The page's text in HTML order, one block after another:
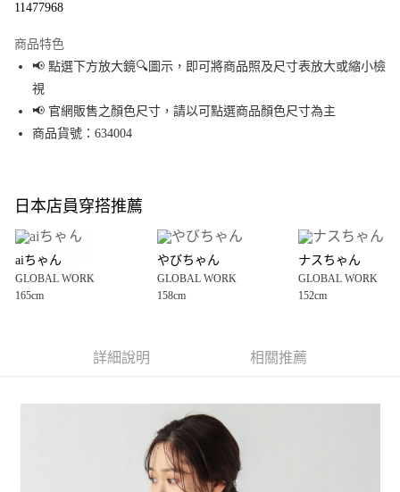
Apple Pay
街口支付
悠遊付
全盈+PAY
大哥付你分期
【大哥付你分期使用說明】
1.本服務由台灣大哥大提供，台灣大哥大用戶可立即使用無須另外申請。
2.付款方式選擇「大哥付你分期」，訂單成立後會自動跳轉到大哥付的交易
3.實際核准額度、可分期數及費用金額請依後續交易確認頁面所載為準。
4.訂單成立30分鐘內，如未前往確認交易或遇審核未通過，訂單將自動取
1.分期款項不併入電信帳單，「大哥付你分期」於每月結算日後寄送繳費提
2.透過簡訊連結打開帳單後，可選擇「超商條碼／台灣大直營門市／銀行轉
帳／街口支付／iPASS MONEY」等通路繳費。
AFTEE先享後付
３．安心：先確認商品／服務後，再付款。
【「AFTEE先享後付」結帳流程】
１．於結帳方式選擇「AFTEE先享後付」後，將跳轉至「AFTEE先享後付」
結帳頁面，進行簡訊認證並確認金額後，即可完成結帳。
２．訂單成立數日內，您將收到繳費通知簡訊。
每筆NT$80，滿NT$888(含以上)免運費
每筆NT$80，滿NT$888(含以上)免運費
11477968
商品特色
📢 點選下方放大鏡🔍圖示，即可將商品照及尺寸表放大或縮小檢
視
📢 官網販售之顏色尺寸，請以可點選商品顏色尺寸為主
商品貨號：634004
日本店員穿搭推薦
aiちゃん
GLOBAL WORK
165cm
やびちゃん
GLOBAL WORK
158cm
ナスちゃん
GLOBAL WORK
152cm
詳細說明 相關推薦